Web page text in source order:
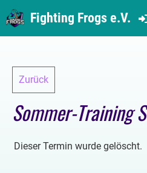
Fighting Frogs e.V.
Zurück
Sommer-Training
Dieser Termin wurde gelöscht.